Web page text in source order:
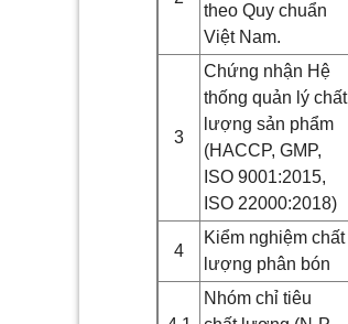
theo Quy chuẩn
Việt Nam.
3
Chứng nhận Hệ
thống quản lý chất
lượng sản phẩm
(HACCP, GMP,
ISO 9001:2015,
ISO 22000:2018)
4
Kiểm nghiệm chất
lượng phân bón
Nhóm chỉ tiêu